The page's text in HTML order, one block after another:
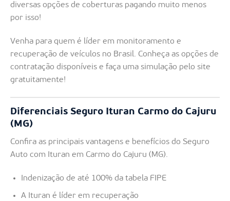
diversas opções de coberturas pagando muito menos
por isso!
Venha para quem é líder em monitoramento e
recuperação de veículos no Brasil. Conheça as opções de
contratação disponíveis e faça uma simulação pelo site
gratuitamente!
Diferenciais Seguro Ituran Carmo do Cajuru
(MG)
Confira as principais vantagens e benefícios do Seguro
Auto com Ituran em Carmo do Cajuru (MG).
Indenização de até 100% da tabela FIPE
A Ituran é líder em recuperação